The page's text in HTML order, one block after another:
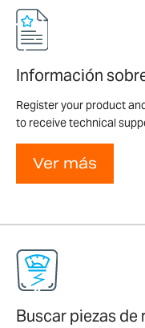
Información
Register your product
to receive technical
Ver más
Buscar piezas de